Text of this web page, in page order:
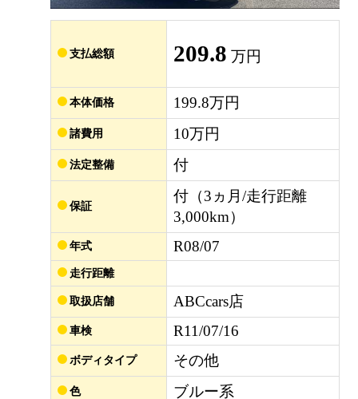
支払総額 209.8 万円
本体価格 199.8万円
諸費用 10万円
法定整備 付
保証
付（3ヵ月/走行距離
3,000km）
年式 R08/07
走行距離
取扱店舗 ABCcars店
車検 R11/07/16
ボディタイプ その他
色 ブルー系